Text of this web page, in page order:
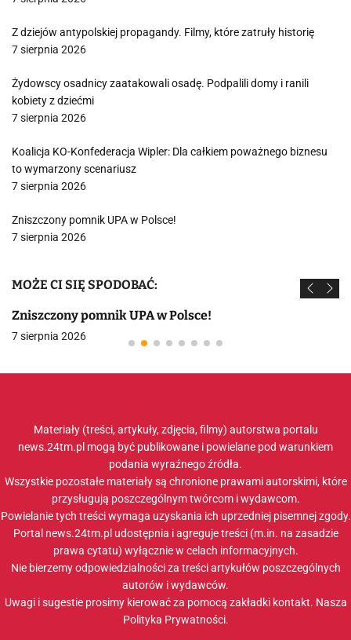
Z dziejów antypolskiej propagandy. Filmy, które zatruły historię
7 sierpnia 2026
Żydowscy osadnicy zaatakowali osadę. Podpalili domy i ranili
kobiety z dziećmi
7 sierpnia 2026
Koalicja KO-Konfederacja Wipler: Dla całkiem poważnego biznesu
to wymarzony scenariusz
7 sierpnia 2026
Zniszczony pomnik UPA w Polsce!
7 sierpnia 2026
MOŻE CI SIĘ SPODOBAĆ:
Zniszczony pomnik UPA w Polsce!
7 sierpnia 2026
Materiały (treści, artykuły, zdjęcia, filmy) autorstwa portalu
news.24tm.pl mogą być publikowane i powielane pod warunkiem
podania wyraźnego źródła.
Wszystkie pozostałe materiały są chronione prawami autorskimi, które
przysługują poszczególnym twórcom i wydawcom.
Powielanie tych treści wymaga uzyskania ich uprzedniej pisemnej zgody.
Portal news.24tm.pl udostępnia i agreguje treści (m.in. na zasadzie
prawa cytatu) wyłącznie w celach informacyjnych.
Nie bierzemy odpowiedzialności za treści artykułów poszczególnych
autorów i wydawców.
Uwagi i sugestie prosimy kierować za pomocą zakładki kontakt. Nasza
Polityka Prywatności.